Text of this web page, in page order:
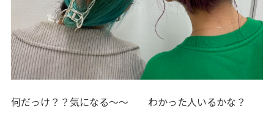
何だっけ？？気になる～～ わかった人いるかな？